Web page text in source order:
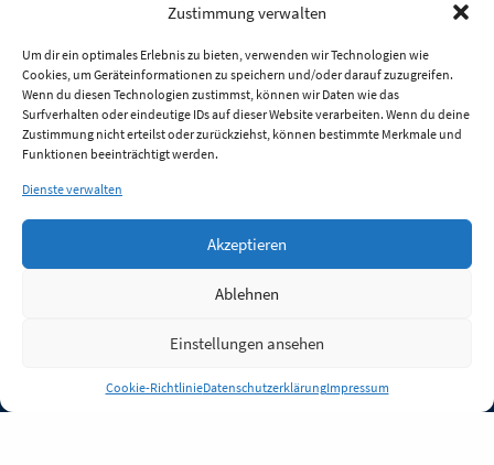
Zustimmung verwalten
Um dir ein optimales Erlebnis zu bieten, verwenden wir Technologien wie
Cookies, um Geräteinformationen zu speichern und/oder darauf zuzugreifen.
Wenn du diesen Technologien zustimmst, können wir Daten wie das
Surfverhalten oder eindeutige IDs auf dieser Website verarbeiten. Wenn du deine
Zustimmung nicht erteilst oder zurückziehst, können bestimmte Merkmale und
Funktionen beeinträchtigt werden.
Dienste verwalten
Akzeptieren
Ablehnen
Einstellungen ansehen
Cookie-RichtlinieDatenschutzerklärungImpressum